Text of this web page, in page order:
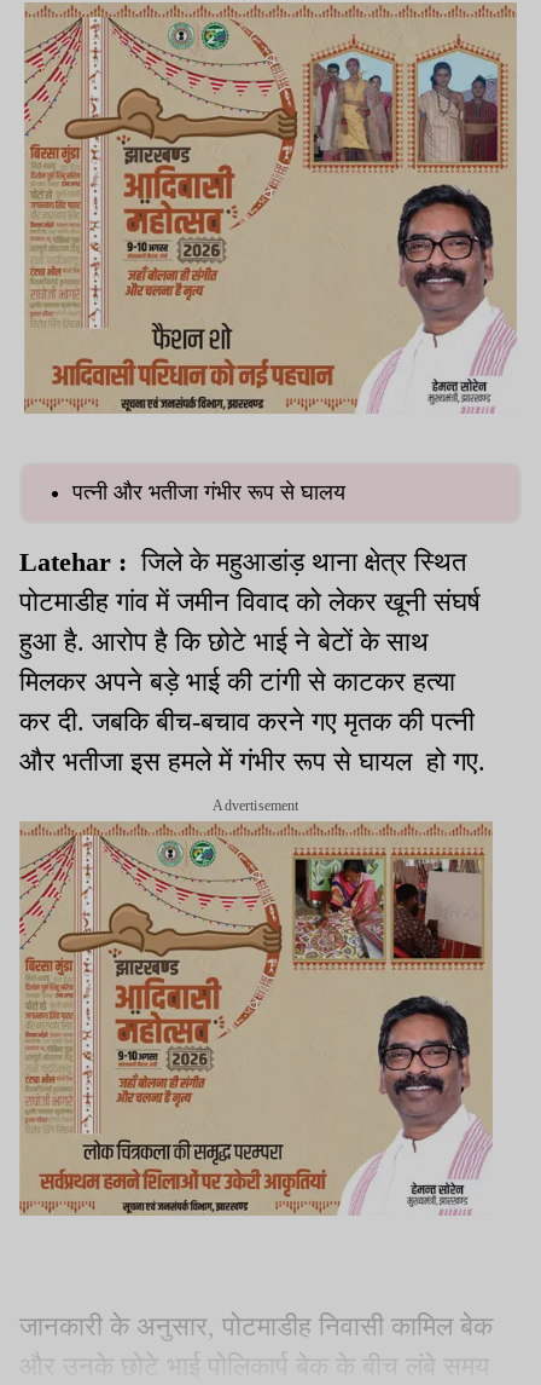
पत्नी और भतीजा गंभीर रूप से घालय
Latehar :जिले के महुआडांड़ थाना क्षेत्र स्थित
पोटमाडीह गांव में जमीन विवाद को लेकर खूनी संघर्ष
हुआ है. आरोप है कि छोटे भाई ने बेटों के साथ
मिलकर अपने बड़े भाई की टांगी से काटकर हत्या
कर दी. जबकि बीच-बचाव करने गए मृतक की पत्नी
और भतीजा इस हमले में गंभीर रूप से घायल हो गए.
Advertisement
जानकारी के अनुसार, पोटमाडीह निवासी कामिल बेक
और उनके छोटे भाई पोलिकार्प बेक के बीच लंबे समय